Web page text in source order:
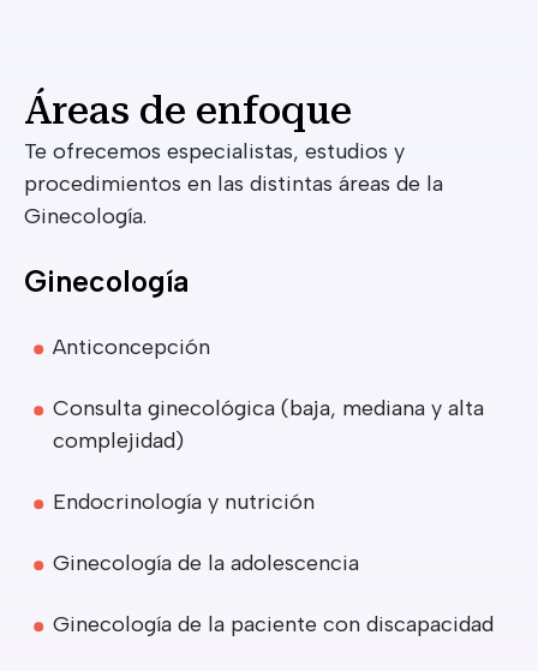
Áreas de enfoque
Te ofrecemos especialistas, estudios y
procedimientos en las distintas áreas de la
Ginecología.
Ginecología
Anticoncepción
Consulta ginecológica (baja, mediana y alta
complejidad)
Endocrinología y nutrición
Ginecología de la adolescencia
Ginecología de la paciente con discapacidad